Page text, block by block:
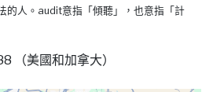
的人。audit意指「傾聽」，也意指「計
（美國和加拿大）